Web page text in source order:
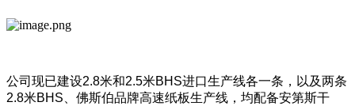
公司现已建设2.8米和2.5米BHS进口生产线各一条，以及两条
2.8米BHS、佛斯伯品牌高速纸板生产线，均配备安第斯干